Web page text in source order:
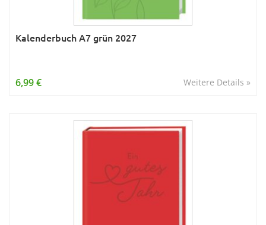
Kalenderbuch A7 grün 2027
Weitere Details »
6,99 €